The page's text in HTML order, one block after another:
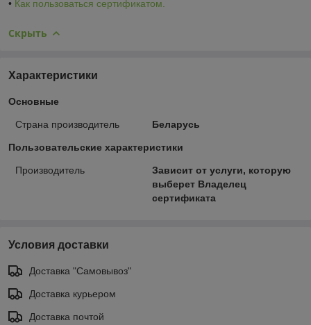
• Как пользоваться сертификатом.
Скрыть
Характеристики
Основные
Страна производитель Беларусь
Пользовательские характеристики
Производитель
Зависит от услуги, которую
выберет Владелец
сертификата
Условия доставки
Доставка "Самовывоз"
Доставка курьером
Доставка почтой